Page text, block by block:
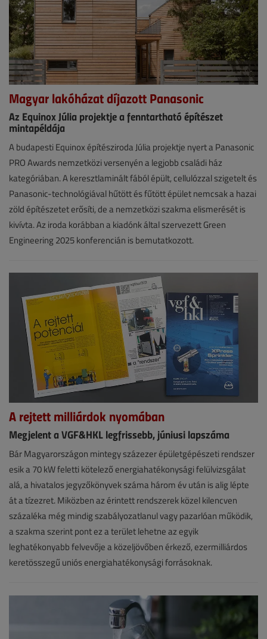
Magyar lakóházat díjazott Panasonic
Az Equinox Júlia projektje a fenntartható építészet
mintapéldája
Hírek
2025.
október
22.
|
online
A budapesti Equinox építésziroda Júlia projektje nyert a Panasonic
PRO Awards nemzetközi versenyén a legjobb családi ház
kategóriában. A keresztlaminált fából épült, cellulózzal szigetelt és
Panasonic-technológiával hűtött és fűtött épület nemcsak a hazai
zöld építészetet erősíti, de a nemzetközi szakma elismerését is
kivívta. Az iroda korábban a kiadónk által szervezett Green
Engineering 2025 konferencián is bemutatkozott.
A rejtett milliárdok nyomában
Megjelent a VGF&HKL legfrissebb, júniusi lapszáma
Hírek
2026.
június
4.
|
VGF&HKL
Bár Magyarországon mintegy százezer épületgépészeti rendszer
esik a 70 kW feletti kötelező energiahatékonysági felülvizsgálat
alá, a hivatalos jegyzőkönyvek száma három év után is alig lépte
át a tízezret. Miközben az érintett rendszerek közel kilencven
százaléka még mindig szabályozatlanul vagy pazarlóan működik,
a szakma szerint pont ez a terület lehetne az egyik
leghatékonyabb felvevője a közeljövőben érkező, ezermilliárdos
keretösszegű uniós energiahatékonysági forrásoknak.